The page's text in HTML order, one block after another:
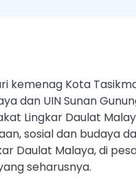
kemenag Kota
dan UIN Sunan
Lingkar Daulat
sosial dan budaya
Daulat Malaya, di
seharusnya.